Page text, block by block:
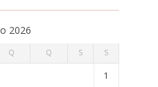
2026
Q Q S S
1